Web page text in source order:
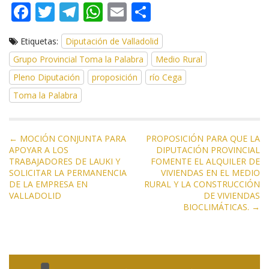
F
e
b
o
o
T
w
itt
er
T
el
e
gr
a
m
W
h
at
s
A
E
m
ai
l
o
m
p
ar
Etiquetas:
Diputación de Valladolid
Grupo Provincial Toma la Palabra
Medio Rural
Pleno Diputación
proposición
río Cega
Toma la Palabra
N
a
v
e
g
← MOCIÓN CONJUNTA PARA
APOYAR A LOS
TRABAJADORES DE LAUKI Y
SOLICITAR LA PERMANENCIA
DE LA EMPRESA EN
VALLADOLID
PROPOSICIÓN PARA QUE LA
DIPUTACIÓN PROVINCIAL
FOMENTE EL ALQUILER DE
VIVIENDAS EN EL MEDIO
RURAL Y LA CONSTRUCCIÓN
DE VIVIENDAS
BIOCLIMÁTICAS. →